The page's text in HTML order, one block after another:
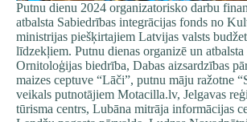
Putnu dienu 2024 organizatorisko darbu
atbalsta Sabiedrības integrācijas fonds no
ministrijas piešķirtajiem Latvijas valsts
līdzekļiem. Putnu dienas organizē un
Ornitoloģijas biedrība, Dabas aizsardzības
maizes ceptuve “Lāči”, putnu māju ražotne
veikals putnotājiem Motacilla.lv, Jelgavas
tūrisma centrs, Lubāna mitrāja informācijas